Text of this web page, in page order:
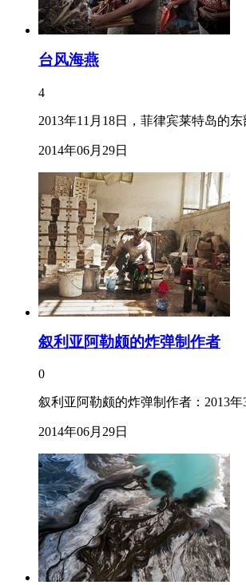
台风海燕
4
2013年11月18日，菲律宾莱特岛的
2014年06月29日
叙利亚阿勒颇的炸弹制作者
0
叙利亚阿勒颇的炸弹制作者：2013
2014年06月29日